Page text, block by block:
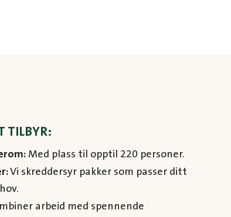
TILBYR:
Med plass til opptil 220 personer.
Vi skreddersyr pakker som passer ditt
arbeid med spennende